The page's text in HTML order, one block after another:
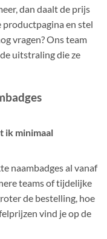
dan daalt de prijs
productpagina en stel
vragen? Ons team
uitstraling die ze
ik minimaal
naambadges al vanaf
teams of tijdelijke
de bestelling, hoe
vind je op de